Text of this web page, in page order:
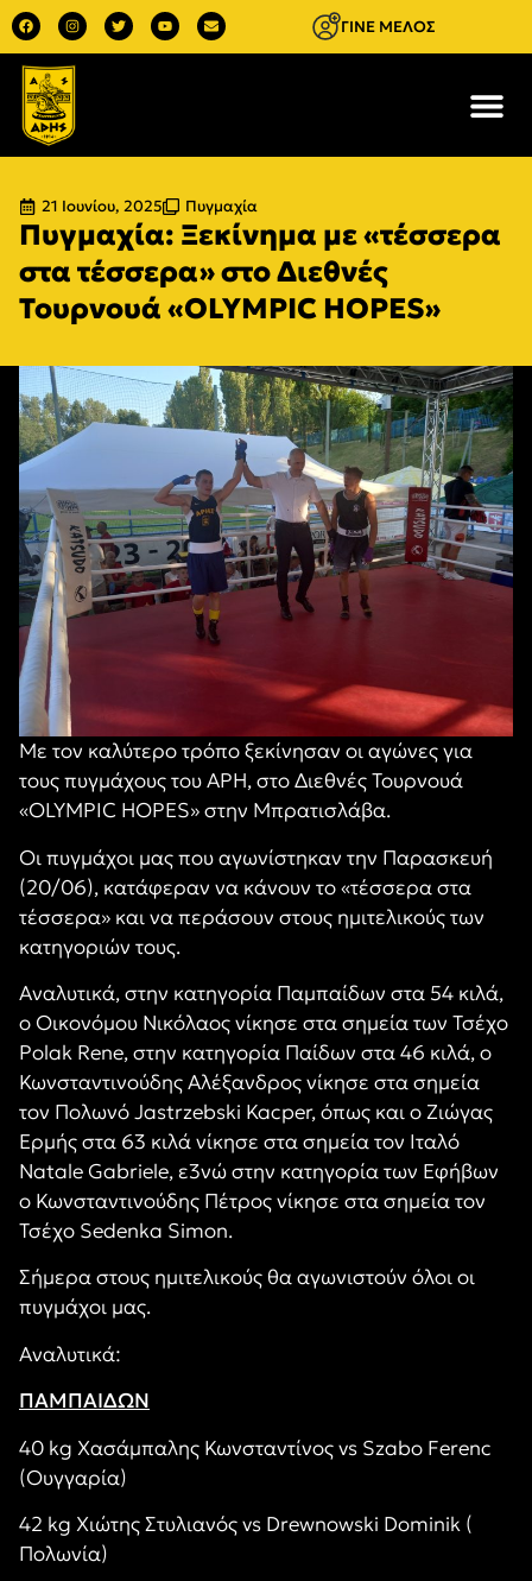
ΓΙΝΕ ΜΕΛΟΣ
21 Ιουνίου, 2025 Πυγμαχία
Πυγμαχία: Ξεκίνημα με «τέσσερα
στα τέσσερα» στο Διεθνές
Τουρνουά «OLYMPIC HOPES»
Με τον καλύτερο τρόπο ξεκίνησαν οι αγώνες για
τους πυγμάχους του ΑΡΗ, στο Διεθνές Τουρνουά
«OLYMPIC HOPES» στην Μπρατισλάβα.
Οι πυγμάχοι μας που αγωνίστηκαν την Παρασκευή
(20/06), κατάφεραν να κάνουν το «τέσσερα στα
τέσσερα» και να περάσουν στους ημιτελικούς των
κατηγοριών τους.
Αναλυτικά, στην κατηγορία Παμπαίδων στα 54 κιλά,
ο Οικονόμου Νικόλαος νίκησε στα σημεία των Τσέχο
Polak Rene, στην κατηγορία Παίδων στα 46 κιλά, ο
Κωνσταντινούδης Αλέξανδρος νίκησε στα σημεία
τον Πολωνό Jastrzebski Kacper, όπως και ο Ζιώγας
Ερμής στα 63 κιλά νίκησε στα σημεία τον Ιταλό
Natale Gabriele, ε3νώ στην κατηγορία των Εφήβων
ο Κωνσταντινούδης Πέτρος νίκησε στα σημεία τον
Τσέχο Sedenka Simon.
Σήμερα στους ημιτελικούς θα αγωνιστούν όλοι οι
πυγμάχοι μας.
Αναλυτικά:
ΠΑΜΠΑΙΔΩΝ
40 kg Χασάμπαλης Κωνσταντίνος vs Szabo Ferenc
(Ουγγαρία)
42 kg Χιώτης Στυλιανός vs Drewnowski Dominik (
Πολωνία)